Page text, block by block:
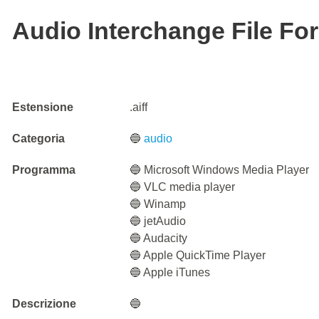
Audio Interchange File
Estensione .aiff
Categoria 🔵audio
Programma
🔵 Microsoft Windows Media Player
🔵 VLC media player
🔵 Winamp
🔵 jetAudio
🔵 Audacity
🔵 Apple QuickTime Player
🔵 Apple iTunes
Descrizione 🔵